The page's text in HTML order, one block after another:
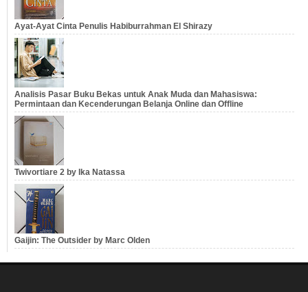
Ayat-Ayat Cinta Penulis Habiburrahman El Shirazy
Analisis Pasar Buku Bekas untuk Anak Muda dan Mahasiswa:
Permintaan dan Kecenderungan Belanja Online dan Offline
Twivortiare 2 by Ika Natassa
Gaijin: The Outsider by Marc Olden